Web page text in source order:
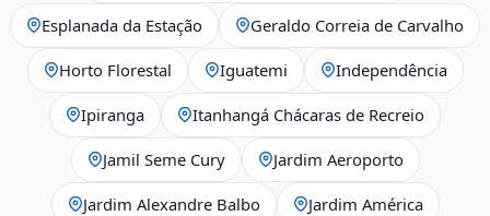
Esplanada da Estação Geraldo Correia de Carvalho
Horto Florestal Iguatemi Independência
Ipiranga Itanhangá Chácaras de Recreio
Jamil Seme Cury Jardim Aeroporto
Jardim Alexandre Balbo Jardim América